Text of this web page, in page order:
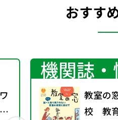
おすす
機関誌
教室の
校 教育